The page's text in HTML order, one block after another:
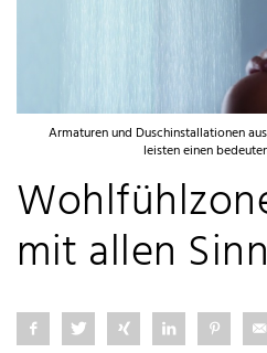
Armaturen und Duschinstallationen
leisten einen
mit allen